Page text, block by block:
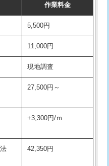
27,500円
38,500円
38,500円
現場見積
16,500円
です。
13,200円
16,500円
） 16,500円
16,500円
5,500円
ド止
5,500円
作業料金
5,500円
11,000円
現地調査
27,500円～
+3,300円/ｍ
42,350円